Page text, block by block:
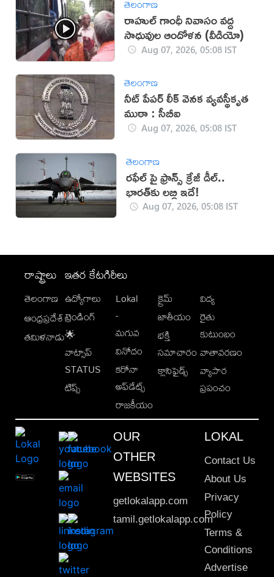
తెలంగాణ
రాహుల్ గాంధీ నివాసం వద్ద
సాధువుల ఆందోళన (వీడియో)
Aug 07, 2026, 05:08 IST
తెలంగాణ
నీట్‌ పేపర్‌ లీక్‌ వెనక వ్యవస్థీకృత
ముఠా : సీబీఐ
Aug 07, 2026, 05:08 IST
తెలంగాణ
రఫేల్ పై ఫ్రాన్స్ క్రేజీ డీల్..
భారత్‌కు లబ్ధి ఇదే!
Aug 07, 2026, 05:08 IST
రాష్ట్రాలు
తెలంగాణ
ఆంధ్రప్రదేశ్
తమిళనాడు
ఇతర కేటగిరీలు
ఉద్యోగాలు
ట్రెండింగ్
🌟
వాట్సాప్
STATUS
టిప్స్
Lokal
-
మగువ
వినోదం
కరోనా
అప్‌డేట్స్
రాజకీయం
క్రైమ్
జాతీయం
భక్తి
సమాచారం
క్లాసిఫైడ్స్
విద్య
రైతు
కుటుంబం
వాతావరణం
వ్యాపార
ప్రపంచం
OUR
OTHER
WEBSITES
getlokalapp.com
tamil.getlokalapp.com
LOKAL
Contact Us
About Us
Privacy
Policy
Terms &
Conditions
Advertise